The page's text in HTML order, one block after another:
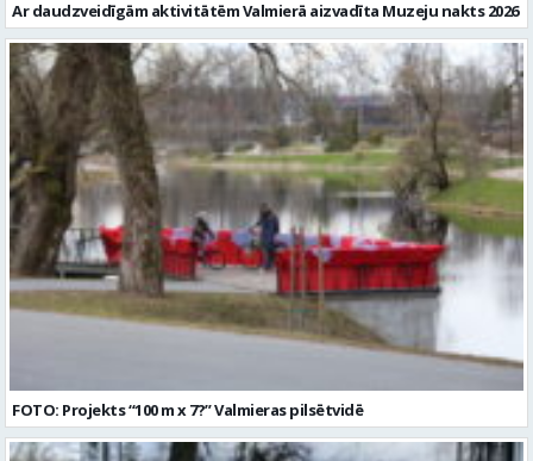
Ar daudzveidīgām aktivitātēm Valmierā aizvadīta Muzeju nakts 2026
FOTO: Projekts “100 m x 7?” Valmieras pilsētvidē